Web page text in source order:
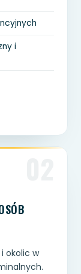
i
okolic w